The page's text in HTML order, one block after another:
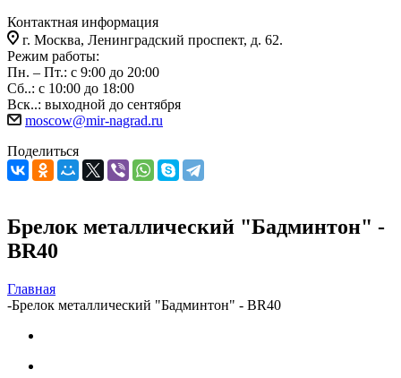
Контактная информация
г. Москва, Ленинградский проспект, д. 62.
Режим работы:
Пн. – Пт.: с 9:00 до 20:00
Сб..: с 10:00 до 18:00
Вск..: выходной до сентября
moscow@mir-nagrad.ru
Поделиться
Брелок металлический "Бадминтон" -
BR40
Главная
-Брелок металлический "Бадминтон" - BR40